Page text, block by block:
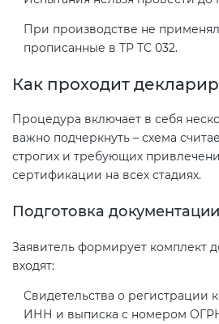
При производстве не
прописанные в ТР ТС 032.
Как проходит
Процедура включает в себя
важно подчеркнуть – схема
строгих и требующих
сертификации на всех стадиях.
Подготовка документации
Заявитель формирует комплект
входят:
Свидетельства о регистрации
ИНН и выписка с номером